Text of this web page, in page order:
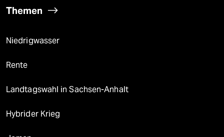
Themen
Niedrigwasser
Rente
Landtagswahl in Sachsen-Anhalt
Hybrider Krieg